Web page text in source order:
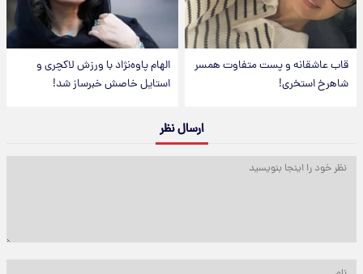
قاب عاشقانه و پست متفاوت همسر
شاهرخ استخری!
الهام پاوه‌نژاد با ورزش لاکچری و
استایل خاصش خبرساز شد!
ارسال نظر